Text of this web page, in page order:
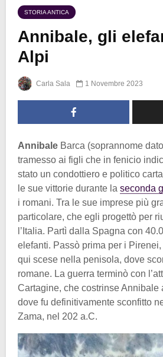
STORIA ANTICA
Annibale, gli
Alpi
Carla Sala 1 Novembre 2023
Annibale Barca (soprannome
tramesso ai figli che in fenicio
stato un condottiero e politico
le sue vittorie durante la seconda
i romani. Tra le sue imprese più
particolare, che egli progettò per
l’Italia. Partì dalla Spagna con
elefanti. Passò prima per i
qui scese nella penisola, dove
romane. La guerra terminò con
Cartagine, che costrinse Annibale
dove fu definitivamente sconfitto
Zama, nel 202 a.C.